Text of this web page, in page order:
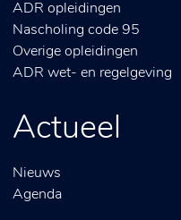
ADR opleidingen
Nascholing code 95
Overige opleidingen
ADR wet- en regelgeving
Actueel
Nieuws
Agenda